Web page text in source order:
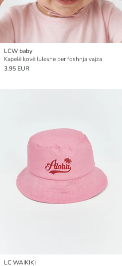
LCW baby
Kapelë kovë luleshë për foshnja vajza
3.95 EUR
LC WAIKIKI